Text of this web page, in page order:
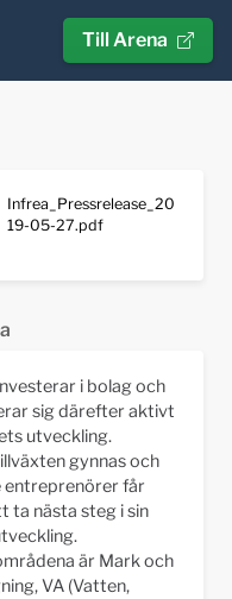
Till Arena
Infrea_Pressrelease_20
19-05-27.pdf
i bolag och
sig därefter aktivt
utveckling.
gynnas och
entreprenörer får
ta nästa steg i sin
är Mark och
VA (Vatten,